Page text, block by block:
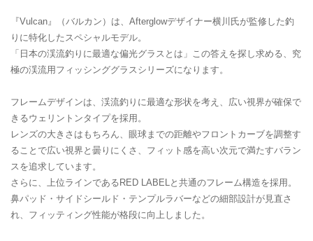
『Vulcan』（バルカン）は、Afterglowデザイナー横川氏が監修した釣
りに特化したスペシャルモデル。
「日本の渓流釣りに最適な偏光グラスとは」この答えを探し求める、究
極の渓流用フィッシンググラスシリーズになります。
フレームデザインは、渓流釣りに最適な形状を考え、広い視界が確保で
きるウェリントンタイプを採用。
レンズの大きさはもちろん、眼球までの距離やフロントカーブを調整す
ることで広い視界と曇りにくさ、フィット感を高い次元で満たすバラン
スを追求しています。
さらに、上位ラインであるRED LABELと共通のフレーム構造を採用。
鼻パッド・サイドシールド・テンプルラバーなどの細部設計が見直さ
れ、フィッティング性能が格段に向上しました。